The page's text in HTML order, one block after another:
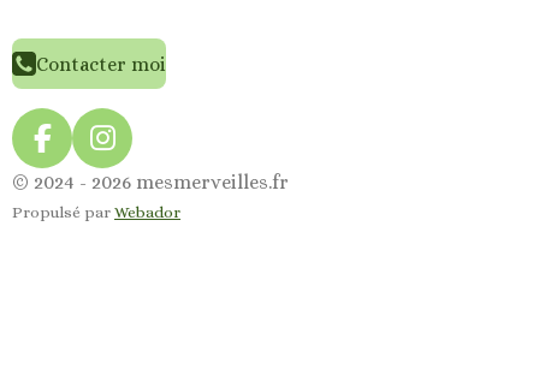
Contacter moi
F
a
c
I
n
s
© 2024 - 2026 mesmerveilles.fr
Propulsé par Webador